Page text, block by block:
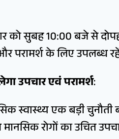
को सुबह 10:00 बजे से
परामर्श के लिए उपलब्ध
उपचार एवं परामर्श:
एक बड़ी चुनौती
रोगों का उचित